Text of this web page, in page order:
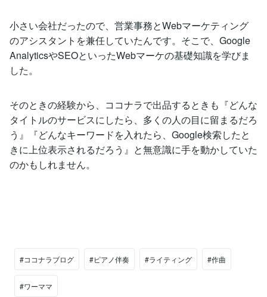
小さい会社だったので、営業事務とWebマーケティング
のアシスタントを兼任していたんです。そこで、Google
AnalyticsやSEOといったWebマーケの基礎知識を学びま
した。
そのときの経験から、ココナラで出品するときも『どんな
タイトルのサービスにしたら、多くの人の目に留まるだろ
う』『どんなキーワードを入れたら、Google検索したと
きに上位表示されるだろう』と無意識に手を動かしていた
のかもしれません。
#ココナラブログ #ピアノ伴奏 #ライティング #作曲
#ワーママ